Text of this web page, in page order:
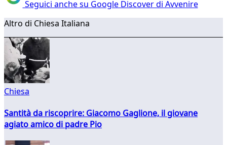
Seguici anche su Google Discover di Avvenire
Altro di Chiesa Italiana
Chiesa
Santità da riscoprire: Giacomo Gaglione, il giovane
agiato amico di padre Pio